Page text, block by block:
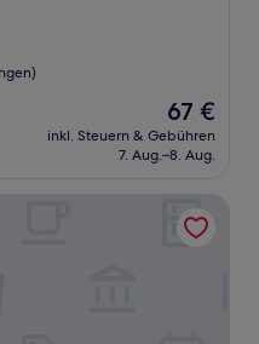
Der
Preis
beträgt
67 €
inkl. Steuern & Gebühren
7. Aug.–8. Aug.